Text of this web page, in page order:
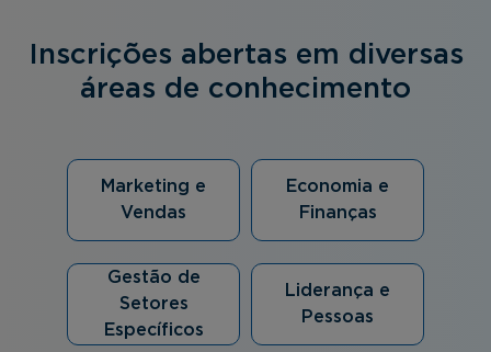
Inscrições abertas em diversas
áreas de conhecimento
Marketing e
Vendas
Economia e
Finanças
Gestão de
Setores
Específicos
Liderança e
Pessoas